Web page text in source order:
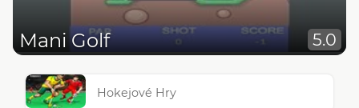
Mani Golf 5.0
Hokejové Hry